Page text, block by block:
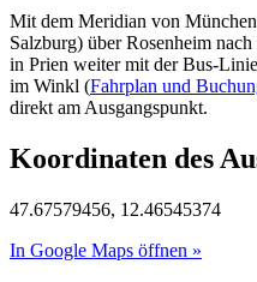
Mit dem Meridian von
Salzburg) über Rosenheim
in Prien weiter mit der Bus-
im Winkl (Fahrplan und
direkt am Ausgangspunkt.
Koordinaten des
47.67579456, 12.46545374
In Google Maps öffnen »